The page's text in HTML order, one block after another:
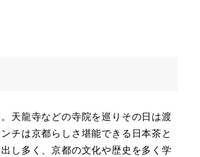
天龍寺などの寺院を巡りその日は渡
チは京都らしさ堪能できる日本茶と
し多く、京都の文化や歴史を多く学